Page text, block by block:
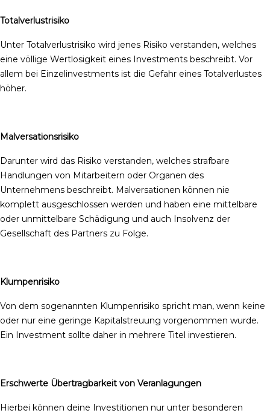
Totalverlustrisiko
Unter Totalverlustrisiko wird jenes Risiko verstanden, welches
eine völlige Wertlosigkeit eines Investments beschreibt. Vor
allem bei Einzelinvestments ist die Gefahr eines Totalverlustes
höher.
Malversationsrisiko
Darunter wird das Risiko verstanden, welches strafbare
Handlungen von Mitarbeitern oder Organen des
Unternehmens beschreibt. Malversationen können nie
komplett ausgeschlossen werden und haben eine mittelbare
oder unmittelbare Schädigung und auch Insolvenz der
Gesellschaft des Partners zu Folge.
Klumpenrisiko
Von dem sogenannten Klumpenrisiko spricht man, wenn keine
oder nur eine geringe Kapitalstreuung vorgenommen wurde.
Ein Investment sollte daher in mehrere Titel investieren.
Erschwerte Übertragbarkeit von Veranlagungen
Hierbei können deine Investitionen nur unter besonderen